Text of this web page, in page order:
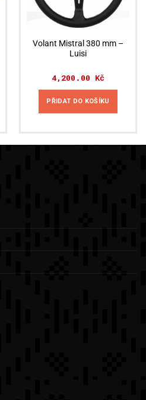
Volant Mistral 380 mm –
Luisi
4,200.00 Kč
PŘIDAT DO KOŠÍKU